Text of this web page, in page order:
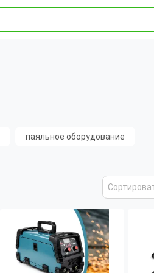
паяльное оборудование